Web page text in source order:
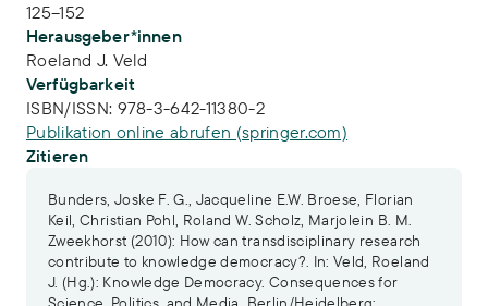
125–152
Herausgeber*innen
Roeland J. Veld
Verfügbarkeit
ISBN/ISSN: 978-3-642-11380-2
Publikation online abrufen (springer.com)
Zitieren
Bunders, Joske F. G., Jacqueline E.W. Broese, Florian
Keil, Christian Pohl, Roland W. Scholz, Marjolein B. M.
Zweekhorst (2010): How can transdisciplinary research
contribute to knowledge democracy?. In: Veld, Roeland
J. (Hg.): Knowledge Democracy. Consequences for